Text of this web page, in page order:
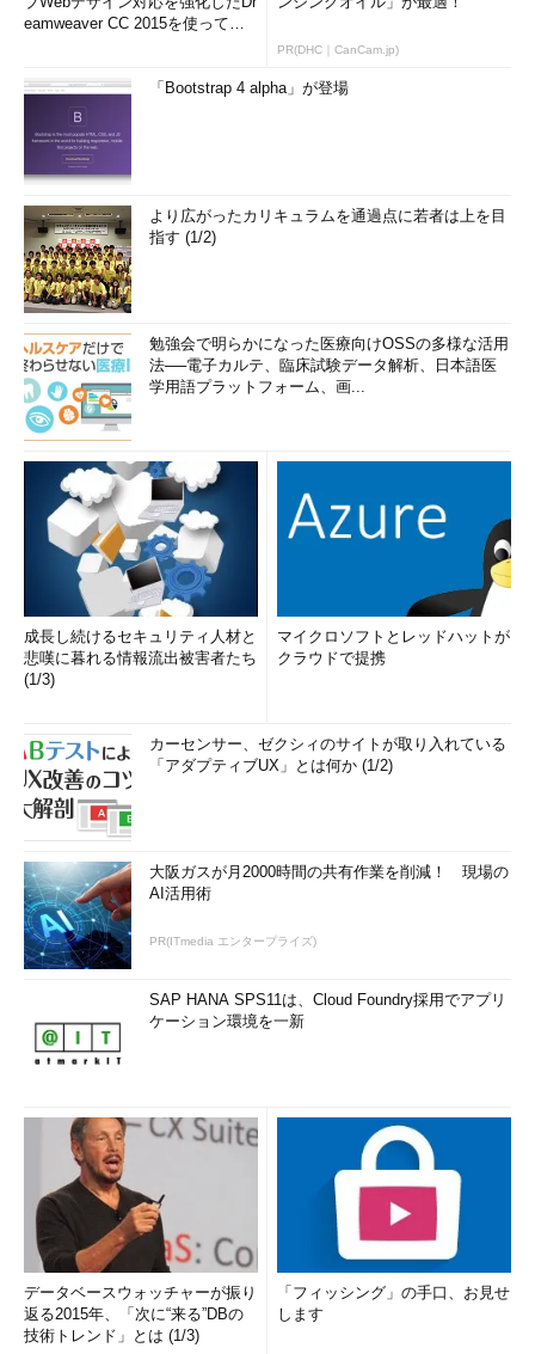
eamweaver CC 2015を使って
PR(DHC｜CanCam.jp)
「Bootstrap 4 alpha」が登場
より広がったカリキュラムを通過点に若者は上を目
指す (1/2)
勉強会で明らかになった医療向けOSSの多様な活用
法──電子カルテ、臨床試験データ解析、日本語医
学用語プラットフォーム、画...
成長し続けるセキュリティ人材と
悲嘆に暮れる情報流出被害者たち
(1/3)
マイクロソフトとレッドハットが
クラウドで提携
カーセンサー、ゼクシィのサイトが取り入れている
「アダプティブUX」とは何か (1/2)
大阪ガスが月2000時間の共有作業を削減！ 現場の
AI活用術
PR(ITmedia エンタープライズ)
SAP HANA SPS11は、Cloud Foundry採用でアプリ
ケーション環境を一新
データベースウォッチャーが振り
返る2015年、「次に“来る”DBの
技術トレンド」とは (1/3)
「フィッシング」の手口、お見せ
します